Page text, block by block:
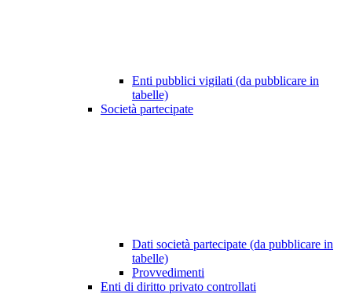
Enti pubblici vigilati (da pubblicare in
tabelle)
Società partecipate
Dati società partecipate (da pubblicare in
tabelle)
Provvedimenti
Enti di diritto privato controllati